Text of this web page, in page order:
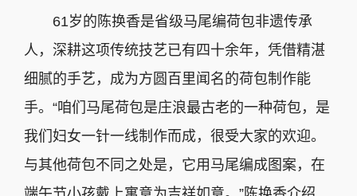
61岁的陈换香是省级马尾编荷包非遗传承
人，深耕这项传统技艺已有四十余年，凭借精湛
细腻的手艺，成为方圆百里闻名的荷包制作能
手。“咱们马尾荷包是庄浪最古老的一种荷包，是
我们妇女一针一线制作而成，很受大家的欢迎。
与其他荷包不同之处是，它用马尾编成图案，在